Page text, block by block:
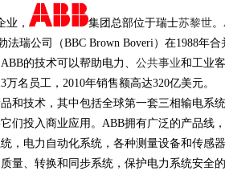
业， 集团总部位于瑞士苏黎世
法瑞公司（BBC Brown Boveri）在1988年
的技术可以帮助电力、 公共事业和工业
名员工，2010年销售额高达320亿美元。
和技术，其中包括全球第一套三相输电系
们投入商业应用。ABB拥有广泛的产品线
，电力自动化系统，各种测量设备和传感
量、转换和同步系统，保护电力系统安全